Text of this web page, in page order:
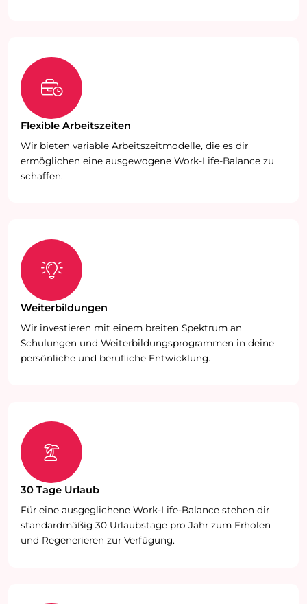
Flexible Arbeitszeiten
Wir bieten variable Arbeitszeitmodelle, die es dir
ermöglichen eine ausgewogene Work-Life-Balance zu
schaffen.
Weiterbildungen
Wir investieren mit einem breiten Spektrum an
Schulungen und Weiterbildungsprogrammen in deine
persönliche und berufliche Entwicklung.
30 Tage Urlaub
Für eine ausgeglichene Work-Life-Balance stehen dir
standardmäßig 30 Urlaubstage pro Jahr zum Erholen
und Regenerieren zur Verfügung.